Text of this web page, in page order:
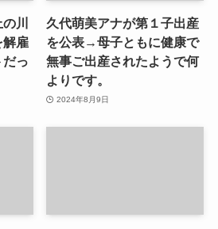
川
雇
っ
久代萌美アナが第１子出産
を公表→母子ともに健康で
無事ご出産されたようで何
よりです。
2024年8月9日